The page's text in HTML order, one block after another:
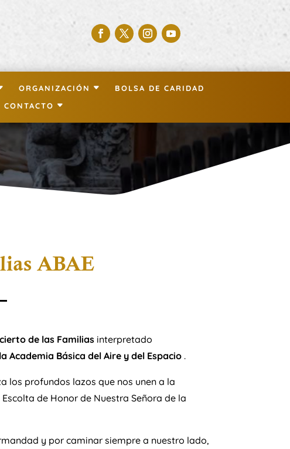
ORGANIZACIÓN
BOLSA DE CARIDAD
CONTACTO
ABAE
de las Familiasinterpretado
Academia Básica del Aire y del Espacio .
los profundos lazos que nos unen a la
de Honor de Nuestra Señora de la
y por caminar siempre a nuestro lado,